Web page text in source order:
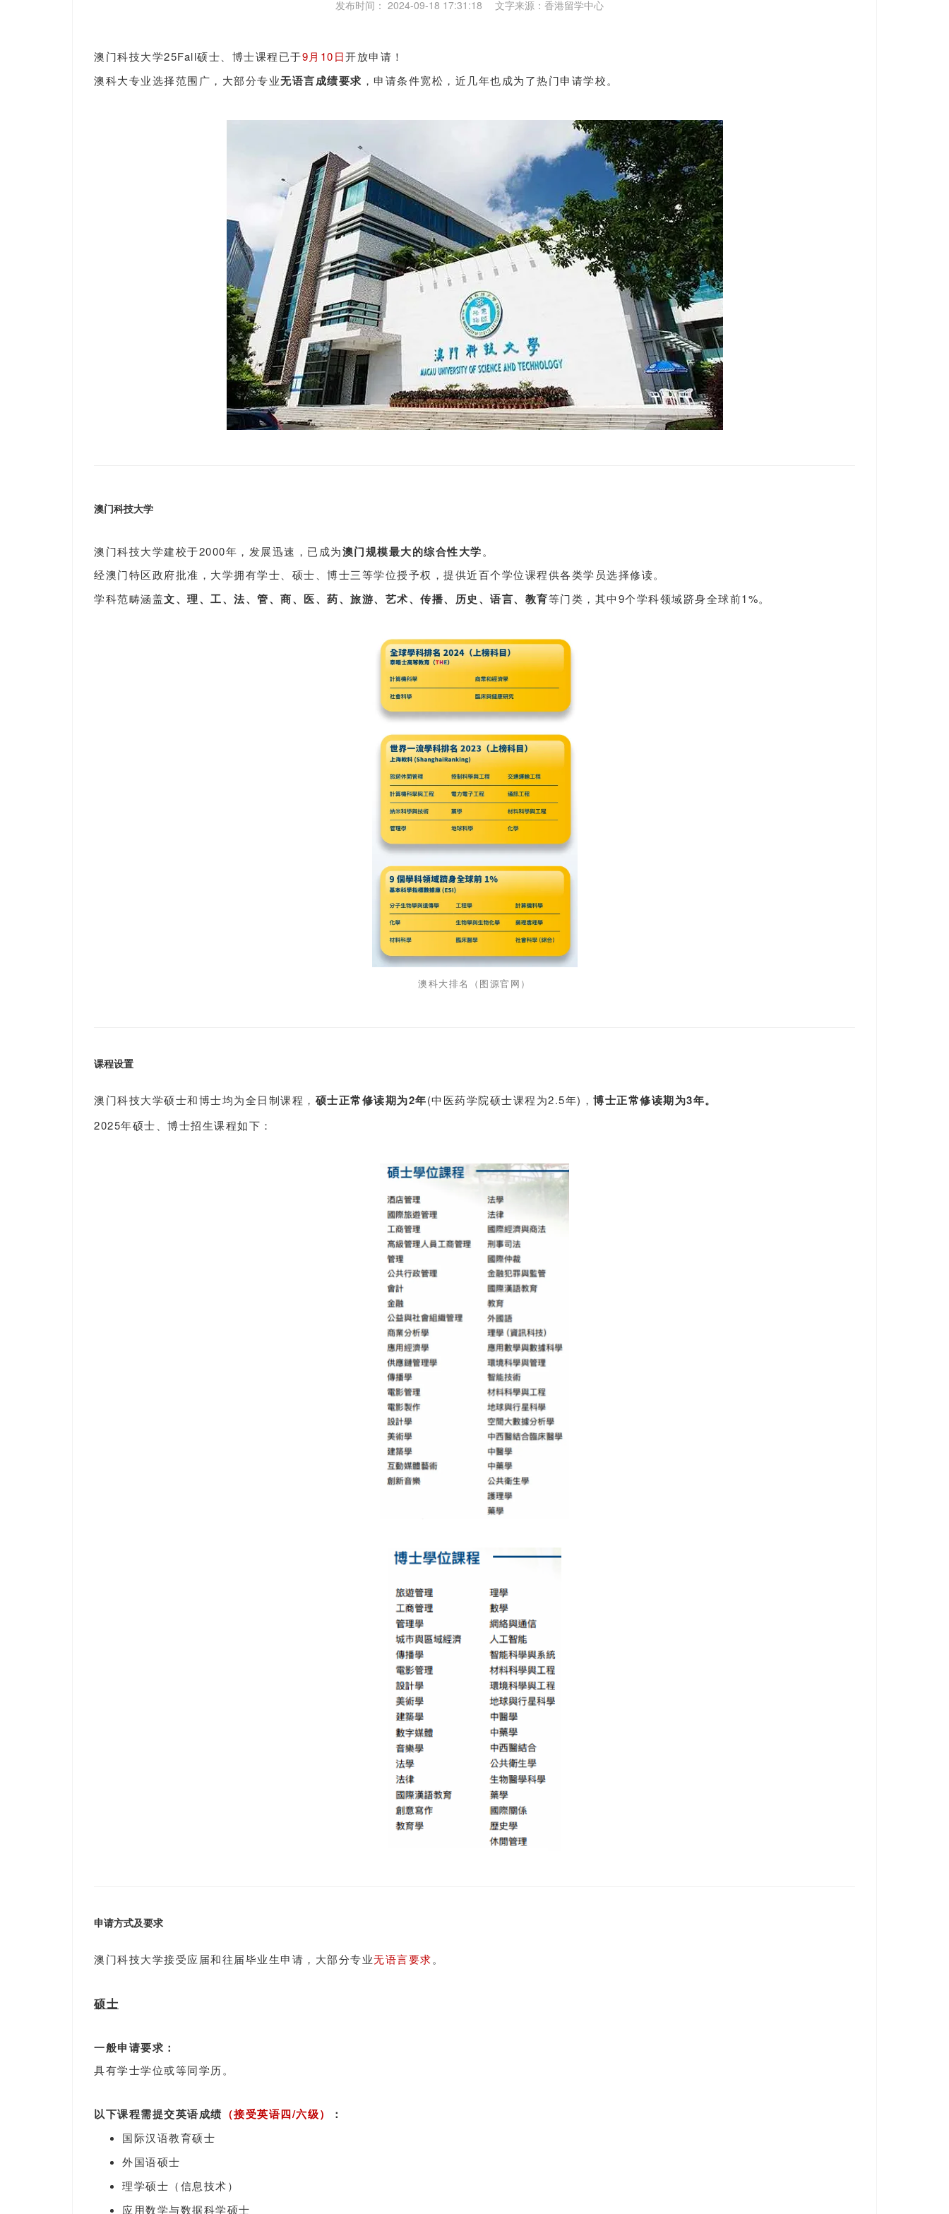
发布时间： 2024-09-18 17:31:18 文字来源：香港留学中心
澳门科技大学25Fall硕士、博士课程已于9月10日开放申请！
澳科大专业选择范围广，大部分专业无语言成绩要求 ，申请条件宽松，近几年也成为了热门申请学校。
澳门科技大学
澳门科技大学建校于2000年，发展迅速，已成为澳门规模最大的综合性大学。
经澳门特区政府批准，大学拥有学士 硕士、 博士三等学位授予权，提供近百个学位课程供各类学员选择修读。
学科范畴涵盖文、理、工、法、管、商、医、药、旅游、艺术、传播、历史、语言、教育等门类，其中9个学科领域跻身全球前1%。
澳科大排名（图源官网）
课程设置
澳门科技大学硕士和博士均为全日制课程， 硕士正常修读期为2年(中医药学院硕士课程为2.5年)， 博士正常修读期为3年。
2025年硕士、博士招生课程如下：
申请方式及要求
澳门科技大学接受应届和往届毕业生申请 ，大部分专业无语言要求。
硕士
一般申请要求：
具有学士学位或等同学历。
以下课程需提交英语成绩 （接受英语四/六级） ：
国际汉语教育硕士
外国语硕士
理学硕士（信息技术）
应用数学与数据科学硕士